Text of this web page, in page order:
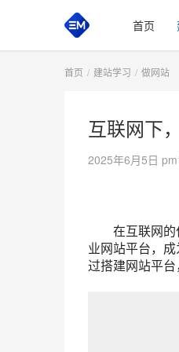
首页
首页 建站学习 做网站
互联网下
2025年6月5日
在互联网的
业网站平台，
过搭建网站平